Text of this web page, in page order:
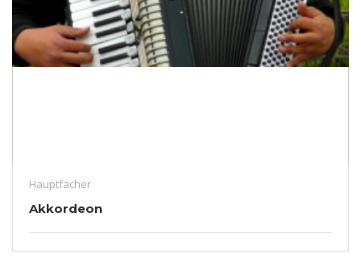
Hauptfächer
Akkordeon